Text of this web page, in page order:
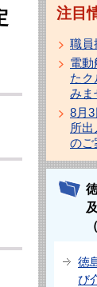
注目
職員
電動
たク
みま
8月
所
のご
徳
び